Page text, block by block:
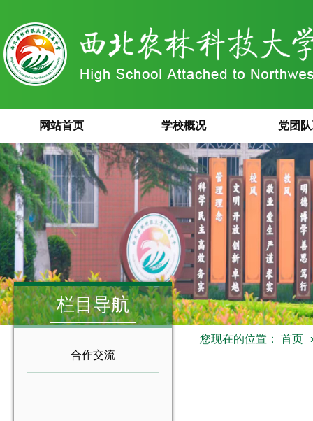
网站首页 学校概况 党团
栏目导航
合作交流
您现在的位置： 首页